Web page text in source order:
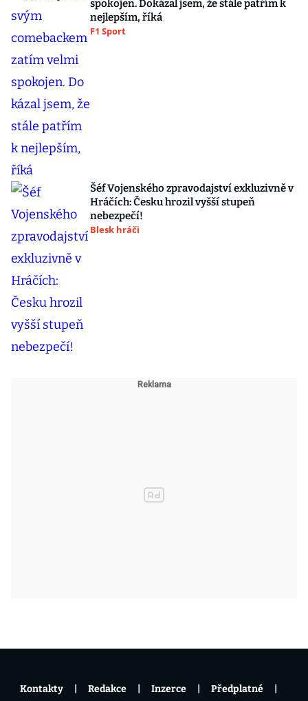
spokojen. Dokázal jsem, že stále patřím k
nejlepším, říká
F1 Sport
Šéf Vojenského zpravodajství exkluzivně v
Hráčích: Česku hrozil vyšší stupeň
nebezpečí!
Blesk hráči
Kontakty Redakce Inzerce Předplatné